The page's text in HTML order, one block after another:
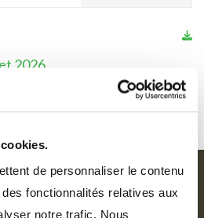
de personnaliser le contenu
fonctionnalités relatives aux
notre trafic. Nous
2026
à notre